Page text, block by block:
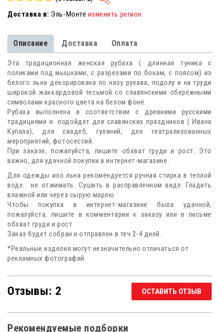
Доставка в: Эль-Монте изменить регион
Описание Доставка Оплата
Эта традиционная женская рубаха ( длинная туника с
поликами под мышками, с разрезами по бокам, с поясом) из
белого льна декорирована по низу рукава, подолу и на груди
широкой жаккардовой тесьмой со славянскими обережными
символами красного цвета на белом фоне.
Рубаха выполнена в соответствии с древними русскими
традициями и подойдет для славянских праздников ( Ивана
Купала), для свадеб, гуляний, для театрализованных
мероприятий, фотосессий.
При заказе, пожалуйста, пишите обхват груди и рост. Это
важно, для удачной покупки в интернет-магазине.
Для одежды изо льна рекомендуется ручная стирка в теплой
воде. не отжимать. Сушить в расправленном виде. Гладить
влажной или через сырую марлю.
Чтобы покупка в интернет-магазине была удачной,
пожалуйста, пишите в комментарии к заказу или в письме
обхват груди и рост.
Заказ будет собран и отправлен в теч 2-4 дней.
*Реальные изделия могут незначительно отличаться от
рекламных фотографий
Отзывы: 2 ОСТАВИТЬ ОТЗЫВ
Рекомендуемые подборки